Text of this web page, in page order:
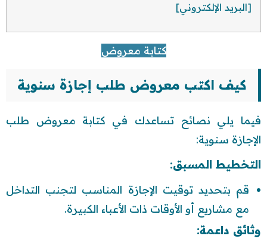
[البريد الإلكتروني]
كتابة معروض
كيف اكتب معروض طلب إجازة سنوية
فيما يلي نصائح تساعدك في كتابة معروض طلب
الإجازة سنوية:
التخطيط المسبق:
قم بتحديد توقيت الإجازة المناسب لتجنب التداخل
مع مشاريع أو الأوقات ذات الأعباء الكبيرة.
وثائق داعمة: